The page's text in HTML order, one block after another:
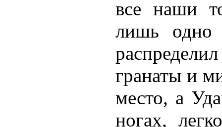
все наши
лишь одно
гранаты и
место, а
ногах,